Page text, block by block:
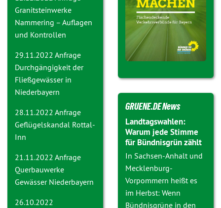
Granitsteinwerke
Nammering – Auflagen
und Kontrollen
29.11.2022 Anfrage
Durchgängigkeit der
Fließgewässer in
Niederbayern
28.11.2022 Anfrage
Geflügelskandal Rottal-
Inn
21.11.2022 Anfrage
Querbauwerke
Gewässer Niederbayern
26.10.2022
GRUENE.DE News
Landtagswahlen:
Warum jede Stimme
für Bündnisgrün zählt
In Sachsen-Anhalt und
Mecklenburg-
Vorpommern heißt es
im Herbst: Wenn
Bündnisgrüne in den